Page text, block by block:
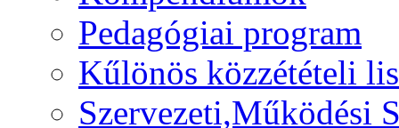
Pedagógiai program
Kűlönös közzétételi
Szervezeti,Működési